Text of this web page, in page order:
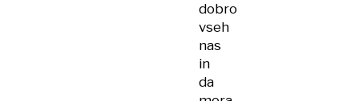
dobro
vseh
nas
in
da